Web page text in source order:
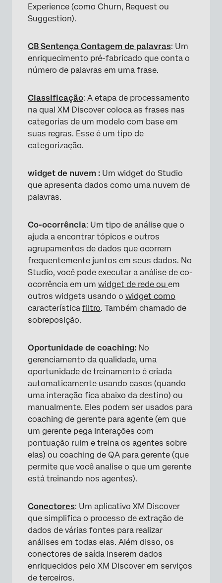
Experience (como Churn, Request ou
Suggestion).
CB Sentença Contagem de palavras: Um
enriquecimento pré-fabricado que conta o
número de palavras em uma frase.
Classificação: A etapa de processamento
na qual XM Discover coloca as frases nas
categorias de um modelo com base em
suas regras. Esse é um tipo de
categorização.
widget de nuvem : Um widget do Studio
que apresenta dados como uma nuvem de
palavras.
Co-ocorrência: Um tipo de análise que o
ajuda a encontrar tópicos e outros
agrupamentos de dados que ocorrem
frequentemente juntos em seus dados. No
Studio, você pode executar a análise de co-
ocorrência em um widget de rede ou em
outros widgets usando o widget como
característica filtro. Também chamado de
sobreposição.
Oportunidade de coaching: No
gerenciamento da qualidade, uma
oportunidade de treinamento é criada
automaticamente usando casos (quando
uma interação fica abaixo da destino) ou
manualmente. Eles podem ser usados para
coaching de gerente para agente (em que
um gerente pega interações com
pontuação ruim e treina os agentes sobre
elas) ou coaching de QA para gerente (que
permite que você analise o que um gerente
está treinando nos agentes).
Conectores: Um aplicativo XM Discover
que simplifica o processo de extração de
dados de várias fontes para realizar
análises em todas elas. Além disso, os
conectores de saída inserem dados
enriquecidos pelo XM Discover em serviços
de terceiros.